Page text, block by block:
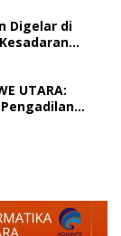
Digelar di
UTARA: